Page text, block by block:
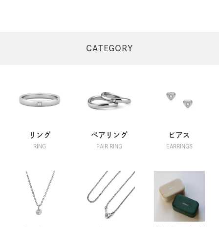
CATEGORY
リング
RING
ペアリング
PAIR RING
ピアス
EARRINGS